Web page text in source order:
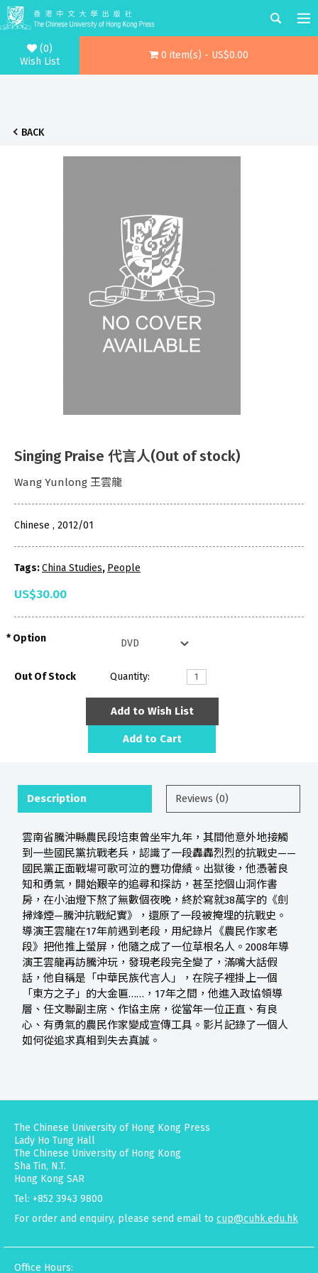
(0)
Wish List
0 item(s) - US$0.00
BACK
Singing Praise 代言人(Out of stock)
Wang Yunlong 王雲龍
Chinese , 2012/01
Tags:China Studies, People
US$30.00
Option
Out Of Stock Quantity:
Add to Wish List
Add to Cart
Description Reviews (0)
雲南省騰沖縣農民段培東曾坐牢九年，其間他意外地接觸
到一些國民黨抗戰老兵，認識了一段轟轟烈烈的抗戰史——
國民黨正面戰場可歌可泣的豐功偉績。出獄後，他憑著良
知和勇氣，開始艱辛的追尋和探訪，甚至挖個山洞作書
房，在小油燈下熬了無數個夜晚，終於寫就38萬字的《劍
掃烽煙—騰沖抗戰紀實》，還原了一段被掩埋的抗戰史。
導演王雲龍在17年前遇到老段，用紀錄片《農民作家老
段》把他推上螢屏，他隨之成了一位草根名人。2008年導
演王雲龍再訪騰沖玩，發現老段完全變了，滿嘴大話假
話，他自稱是「中華民族代言人」，在院子裡掛上一個
「東方之子」的大金匾……，17年之間，他進入政協領導
層、任文聯副主席、作協主席，從當年一位正直、有良
心、有勇氣的農民作家變成宣傳工具。影片記錄了一個人
如何從追求真相到失去真誠。
The Chinese University of Hong Kong Press
Lady Ho Tung Hall
The Chinese University of Hong Kong
Sha Tin, N.T.
Hong Kong SAR
Tel: +852 3943 9800
For order and enquiry, please send email to cup@cuhk.edu.hk
Office Hours: